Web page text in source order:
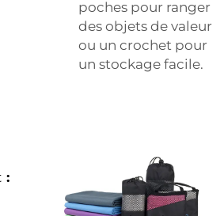
poches pour ranger
des objets de valeur
ou un crochet pour
un stockage facile.
: